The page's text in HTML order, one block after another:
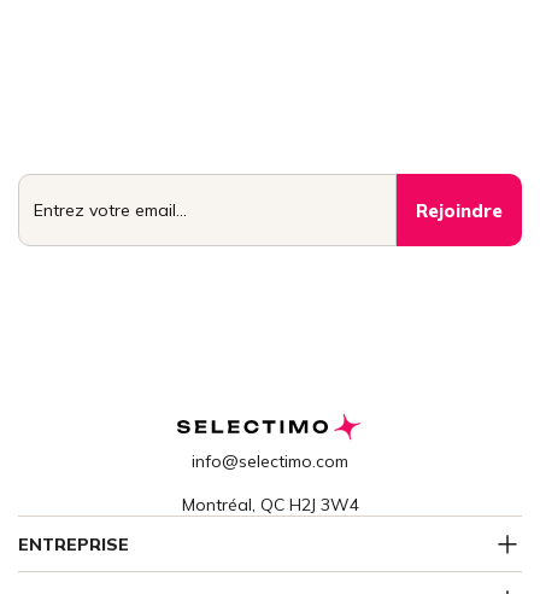
info@selectimo.com
Montréal, QC H2J 3W4
ENTREPRISE